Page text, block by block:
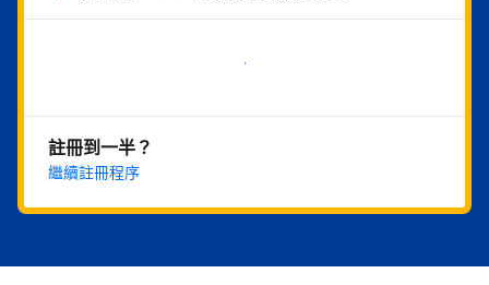
現在就開始
註冊到一半？
繼續註冊程序